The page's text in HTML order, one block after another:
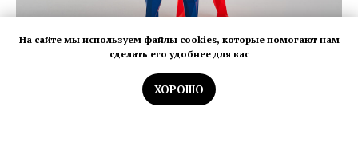
На сайте мы используем файлы cookies, которые помогают нам
сделать его удобнее для вас
ХОРОШО